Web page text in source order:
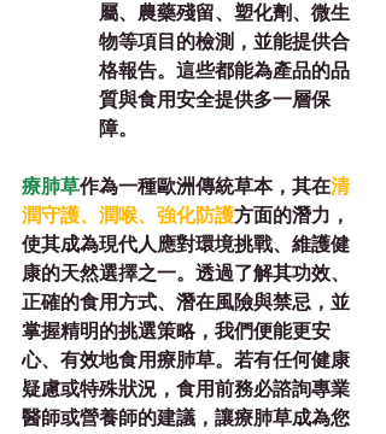
屬、農藥殘留、塑化劑、微生
物等項目的檢測，並能提供合
格報告。這些都能為產品的品
質與食用安全提供多一層保
障。
療肺草作為一種歐洲傳統草本，其在清
潤守護、潤喉、強化防護方面的潛力，
使其成為現代人應對環境挑戰、維護健
康的天然選擇之一。透過了解其功效、
正確的食用方式、潛在風險與禁忌，並
掌握精明的挑選策略，我們便能更安
心、有效地食用療肺草。若有任何健康
疑慮或特殊狀況，食用前務必諮詢專業
醫師或營養師的建議，讓療肺草成為您